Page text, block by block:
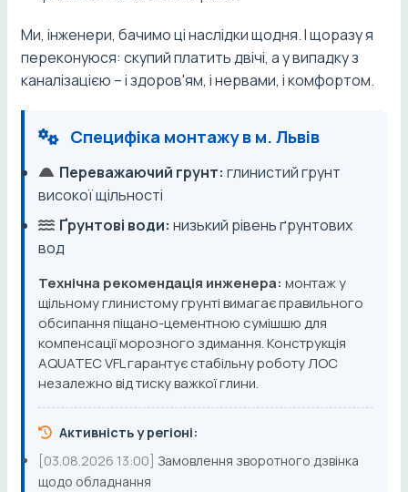
Ми, інженери, бачимо ці наслідки щодня. І щоразу я
переконуюся: скупий платить двічі, а у випадку з
каналізацією – і здоров'ям, і нервами, і комфортом.
Специфіка монтажу в м. Львів
Переважаючий грунт: глинистий грунт
високої щільності
Ґрунтові води: низький рівень ґрунтових
вод
Технічна рекомендація инженера: монтаж у
щільному глинистому грунті вимагає правильного
обсипання піщано-цементною сумішшю для
компенсації морозного здимання. Конструкція
AQUATEC VFL гарантує стабільну роботу ЛОС
незалежно від тиску важкої глини.
Активність у регіоні:
[03.08.2026 13:00] Замовлення зворотного дзвінка
щодо обладнання